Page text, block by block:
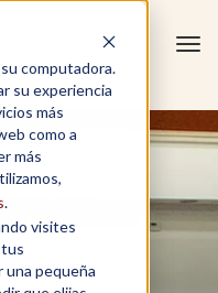
computadora.
su experiencia
más
como a
más
.
visites
pequeña